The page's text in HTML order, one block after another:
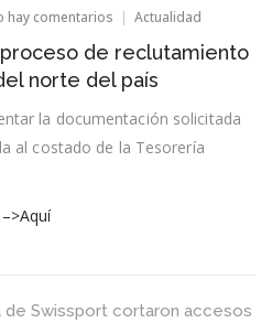
hay comentarios en
en
Iquique
proceso
de
reclutamiento
para
Actualidad
de reclutamiento
norte del país
la documentación solicitada
al costado de la Tesorería
–>Aquí
de Swissport cortaron accesos